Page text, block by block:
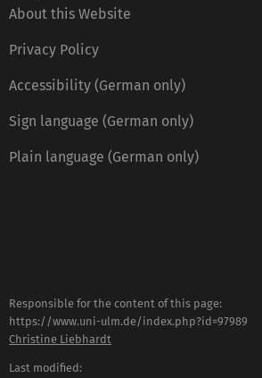
About this Website
Privacy Policy
Accessibility (German only)
Sign language (German only)
Plain language (German only)
Responsible for the content of this page:
https://www.uni-ulm.de/index.php?id=97989
Christine Liebhardt
Last modified: